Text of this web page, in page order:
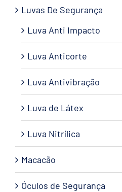
Luvas De Segurança
Luva Anti Impacto
Luva Anticorte
Luva Antivibração
Luva de Látex
Luva Nitrílica
Macacão
Óculos de Segurança